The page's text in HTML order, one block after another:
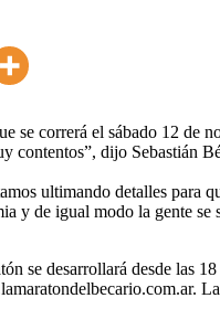
se correrá el sábado 12 de
contentos”, dijo Sebastián
ultimando detalles para
y de igual modo la gente
se desarrollará desde las